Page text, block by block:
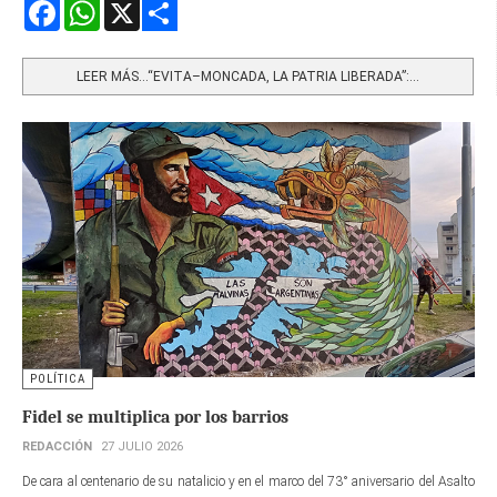
FacebookWhatsApp
LEER MÁS…“EVITA–MONCADA, LA PATRIA LIBERADA”:...
POLÍTICA
Fidel se multiplica por los barrios
REDACCIÓN 27 JULIO 2026
De cara al centenario de su natalicio y en el marco del 73° aniversario del Asalto